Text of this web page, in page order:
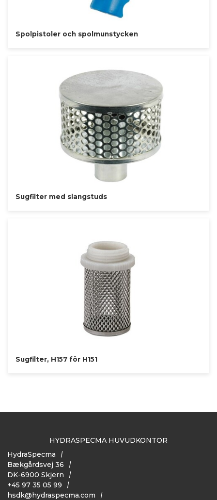
Spolpistoler och spolmunstycken
Sugfilter med slangstuds
Sugfilter, H157 för H151
HYDRASPECMA HUVUDKONTOR
HydraSpecma
Bækgårdsvej 36
DK-6900 Skjern
+45 97 35 05 99
hsdk@hydraspecma.com